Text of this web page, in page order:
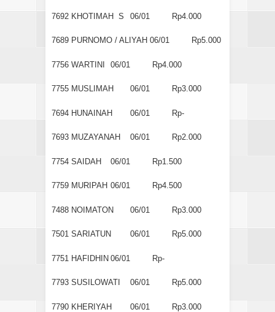
7692 KHOTIMAH S 06/01 Rp4.000
7689 PURNOMO / ALIYAH 06/01 Rp5.000
7756 WARTINI 06/01 Rp4.000
7755 MUSLIMAH 06/01 Rp3.000
7694 HUNAINAH 06/01 Rp-
7693 MUZAYANAH 06/01 Rp2.000
7754 SAIDAH 06/01 Rp1.500
7759 MURIPAH 06/01 Rp4.500
7488 NOIMATON 06/01 Rp3.000
7501 SARIATUN 06/01 Rp5.000
7751 HAFIDHIN 06/01 Rp-
7793 SUSILOWATI 06/01 Rp5.000
7790 KHERIYAH 06/01 Rp3.000